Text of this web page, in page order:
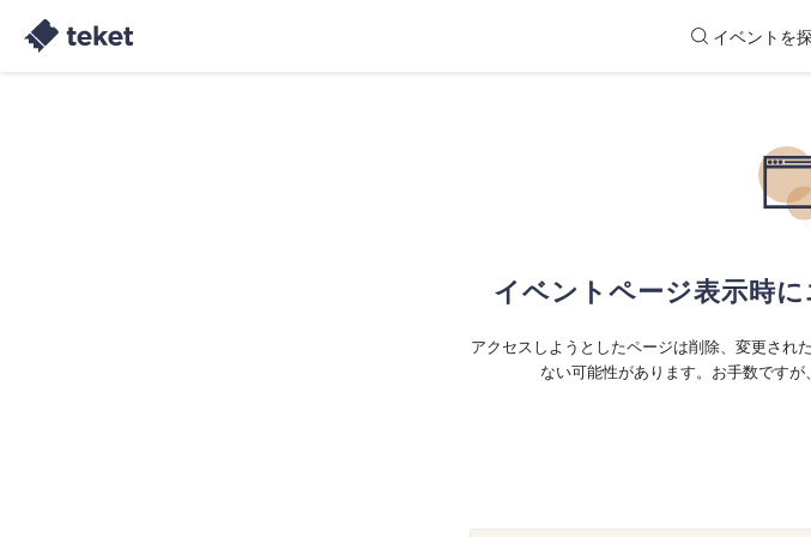
イベントを
イベントページ表示時に
アクセスしようとしたページは削除、変更され
ない可能性があります。お手数ですが